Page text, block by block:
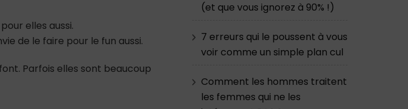
elles aussi.
de le faire pour le fun aussi.
Parfois elles sont beaucoup
(et que vous ignorez à 90% !)
7 erreurs qui le poussent à vous
voir comme un simple plan cul
Comment les hommes traitent
les femmes qui ne les